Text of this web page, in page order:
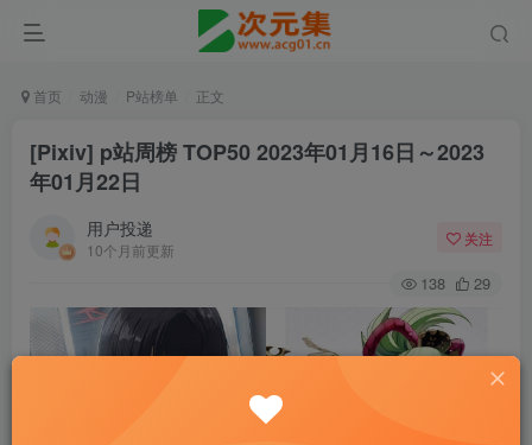
首页 动漫 P站榜单 正文
[Pixiv] p站周榜 TOP50 2023年01月16日～2023
年01月22日
用户投递
10个月前更新
关注
138 29